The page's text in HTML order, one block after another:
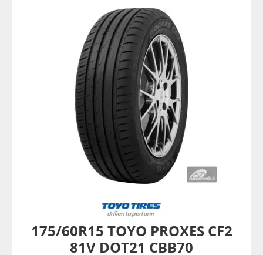
175/60R15 TOYO PROXES CF2
81V DOT21 CBB70